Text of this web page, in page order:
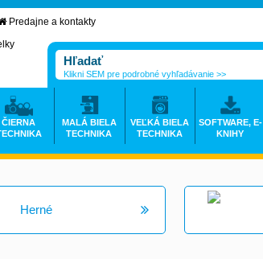
Herné
Predajne a kontakty
Klikni SEM pre podrobné vyhľadávanie >>
ČIERNA
MALÁ BIELA
TECHNIKA
VEĽKÁ BIELA
TECHNIKA
SOFTWARE, E-
KNIHY